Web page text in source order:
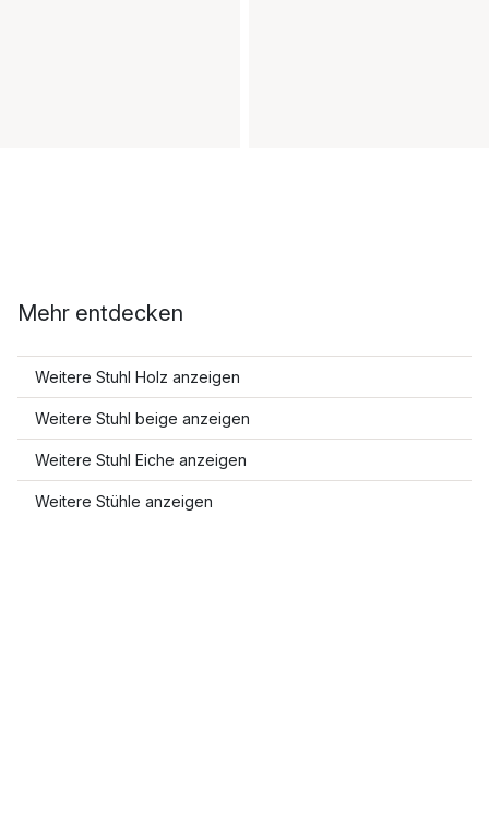
Mehr entdecken
Weitere Stuhl Holz anzeigen
Weitere Stuhl beige anzeigen
Weitere Stuhl Eiche anzeigen
Weitere Stühle anzeigen